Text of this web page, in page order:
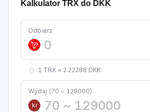
Kalkulator TRX do DKK
Odbierz
1 TRX ≈ 2.22288 DKK
Wydaj (70 ~ 129000)
kr